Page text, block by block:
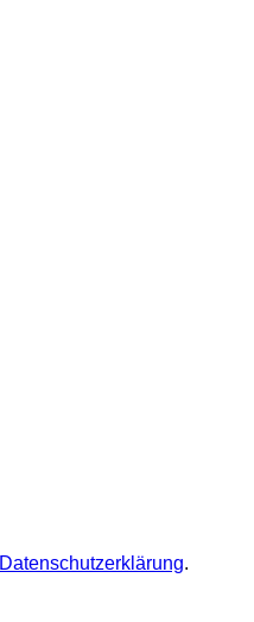
Datenschutzerklärung.